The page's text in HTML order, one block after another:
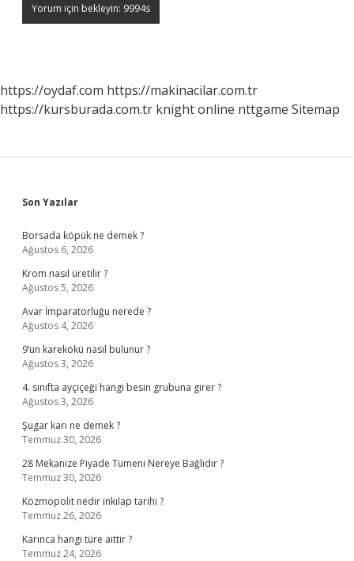
https://oydaf.com https://makinacilar.com.tr
https://kursburada.com.tr knight online nttgame Sitemap
Sidebar
Son Yazılar
Borsada köpük ne demek ?
Ağustos 6, 2026
Krom nasıl üretilir ?
Ağustos 5, 2026
Avar İmparatorluğu nerede ?
Ağustos 4, 2026
9’un karekökü nasıl bulunur ?
Ağustos 3, 2026
4. sınıfta ayçiçeği hangi besin grubuna girer ?
Ağustos 3, 2026
Şugar karı ne demek ?
Temmuz 30, 2026
28 Mekanize Piyade Tümeni Nereye Bağlıdır ?
Temmuz 30, 2026
Kozmopolit nedir inkılap tarihi ?
Temmuz 26, 2026
Karınca hangi türe aittir ?
Temmuz 24, 2026